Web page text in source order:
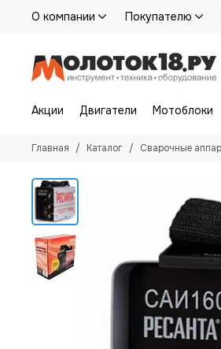
О компании Покупателю
Акции Двигатели Мотоблоки
Главная Каталог Сварочные